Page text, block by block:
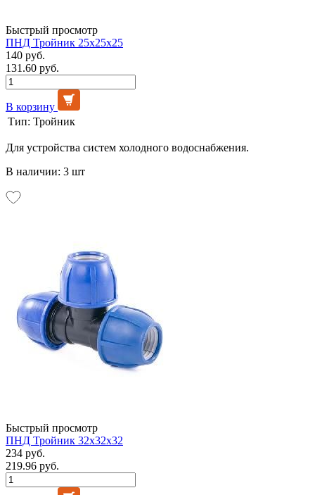
Быстрый просмотр
ПНД Тройник 25х25х25
140 руб.
131.60 руб.
В корзину
Тип: Тройник
Для устройства систем холодного водоснабжения.
В наличии: 3 шт
Быстрый просмотр
ПНД Тройник 32х32х32
234 руб.
219.96 руб.